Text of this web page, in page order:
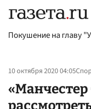
Покушение на главу
10 октября 2020 04:05
«Манчестер